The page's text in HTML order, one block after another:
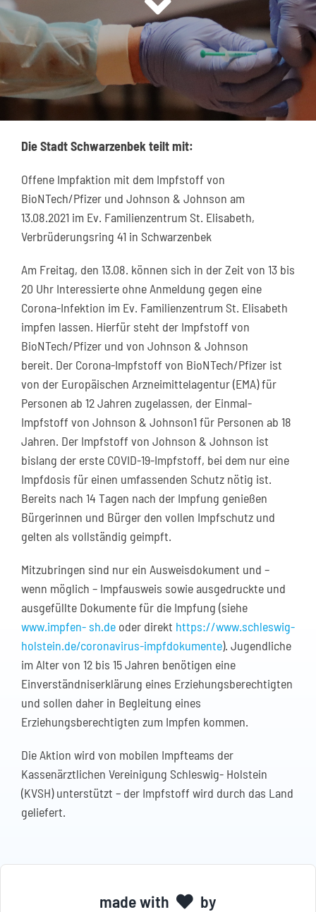
Kontakt
Die Stadt Schwarzenbek teilt mit:
Offene Impfaktion mit dem Impfstoff von
BioNTech/Pfizer und Johnson & Johnson am
13.08.2021 im Ev. Familienzentrum St. Elisabeth,
Verbrüderungsring 41 in Schwarzenbek
Am Freitag, den 13.08. können sich in der Zeit von 13 bis
20 Uhr Interessierte ohne Anmeldung gegen eine
Corona-Infektion im Ev. Familienzentrum St. Elisabeth
impfen lassen. Hierfür steht der Impfstoff von
BioNTech/Pfizer und von Johnson & Johnson
bereit. Der Corona-Impfstoff von BioNTech/Pfizer ist
von der Europäischen Arzneimittelagentur (EMA) für
Personen ab 12 Jahren zugelassen, der Einmal-
Impfstoff von Johnson & Johnson1 für Personen ab 18
Jahren. Der Impfstoff von Johnson & Johnson ist
bislang der erste COVID-19-Impfstoff, bei dem nur eine
Impfdosis für einen umfassenden Schutz nötig ist.
Bereits nach 14 Tagen nach der Impfung genießen
Bürgerinnen und Bürger den vollen Impfschutz und
gelten als vollständig geimpft.
Mitzubringen sind nur ein Ausweisdokument und –
wenn möglich – Impfausweis sowie ausgedruckte und
ausgefüllte Dokumente für die Impfung (siehe
www.impfen- sh.deoder direkt https://www.schleswig-
holstein.de/coronavirus-impfdokumente). Jugendliche
im Alter von 12 bis 15 Jahren benötigen eine
Einverständniserklärung eines Erziehungsberechtigten
und sollen daher in Begleitung eines
Erziehungsberechtigten zum Impfen kommen.
Die Aktion wird von mobilen Impfteams der
Kassenärztlichen Vereinigung Schleswig- Holstein
(KVSH) unterstützt – der Impfstoff wird durch das Land
geliefert.
made with by